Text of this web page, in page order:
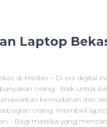
Laptop
di Medan – Di era digital
orang. Baik untuk
kemudahan dan
orang, membeli
. Bagi mereka yang